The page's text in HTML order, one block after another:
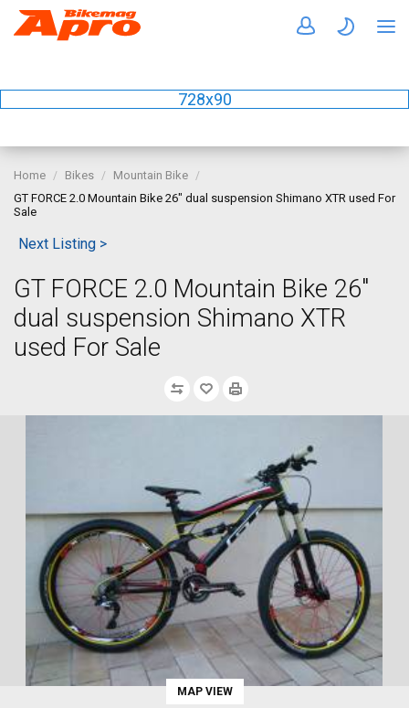
728x90
Home Bikes
Mountain Bike
GT FORCE 2.0 Mountain Bike 26" dual suspension Shimano XTR used For
Sale
Next Listing >
GT FORCE 2.0 Mountain Bike 26"
dual suspension Shimano XTR
used For Sale
MAP VIEW